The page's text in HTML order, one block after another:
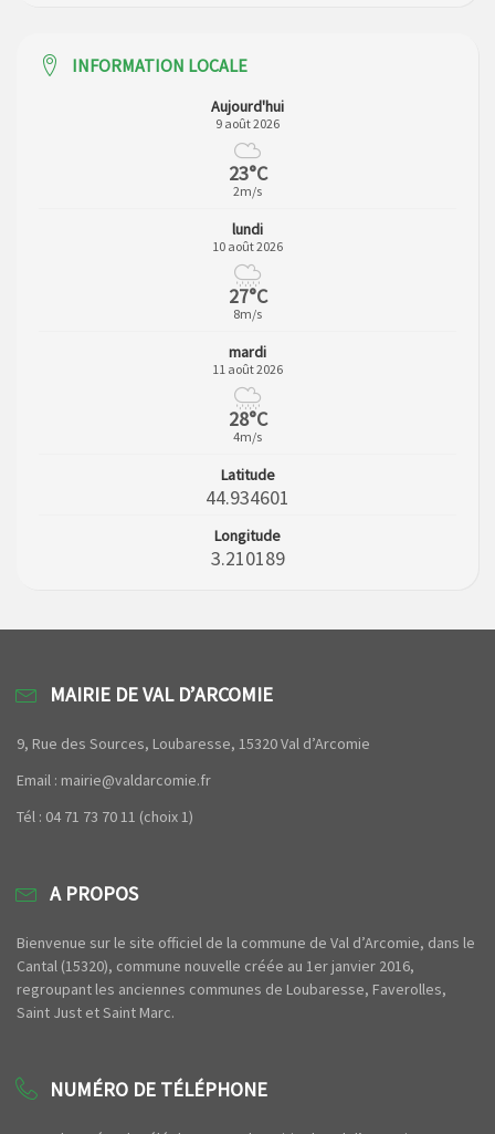
INFORMATION LOCALE
Aujourd'hui
9 août 2026
23°C
2m/s
lundi
10 août 2026
27°C
8m/s
mardi
11 août 2026
28°C
4m/s
Latitude
44.934601
Longitude
3.210189
MAIRIE DE VAL D’ARCOMIE
9, Rue des Sources, Loubaresse, 15320 Val d’Arcomie
Email : mairie@valdarcomie.fr
Tél : 04 71 73 70 11 (choix 1)
A PROPOS
Bienvenue sur le site officiel de la commune de Val d’Arcomie, dans le
Cantal (15320), commune nouvelle créée au 1er janvier 2016,
regroupant les anciennes communes de Loubaresse, Faverolles,
Saint Just et Saint Marc.
NUMÉRO DE TÉLÉPHONE